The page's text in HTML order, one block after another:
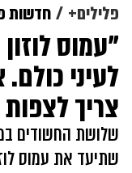
פלילים+ חדשות
"עמוס
לעיני
צריך
שלושת החשודים
שתיעד את עמוס